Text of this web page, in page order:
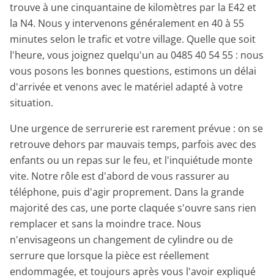
trouve à une cinquantaine de kilomètres par la E42 et
la N4. Nous y intervenons généralement en 40 à 55
minutes selon le trafic et votre village. Quelle que soit
l'heure, vous joignez quelqu'un au 0485 40 54 55 : nous
vous posons les bonnes questions, estimons un délai
d'arrivée et venons avec le matériel adapté à votre
situation.
Une urgence de serrurerie est rarement prévue : on se
retrouve dehors par mauvais temps, parfois avec des
enfants ou un repas sur le feu, et l'inquiétude monte
vite. Notre rôle est d'abord de vous rassurer au
téléphone, puis d'agir proprement. Dans la grande
majorité des cas, une porte claquée s'ouvre sans rien
remplacer et sans la moindre trace. Nous
n'envisageons un changement de cylindre ou de
serrure que lorsque la pièce est réellement
endommagée, et toujours après vous l'avoir expliqué